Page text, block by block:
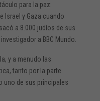
para la paz:
Israel y Gaza cuando
a 8.000 judíos de sus
a BBC Mundo.
y a menudo las
tanto por la parte
uno de sus principales